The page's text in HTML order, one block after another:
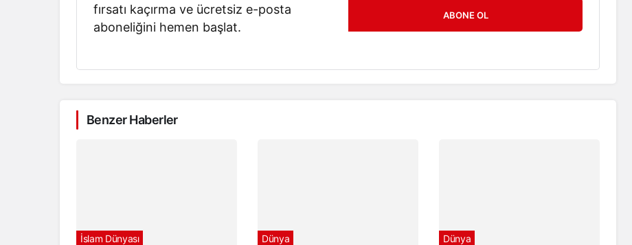
fırsatı kaçırma ve ücretsiz e-posta
aboneliğini hemen başlat.
ABONE OL
Benzer Haberler
İslam Dünyası Dünya Dünya